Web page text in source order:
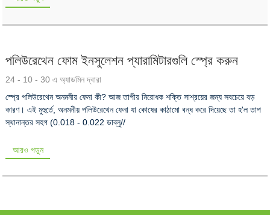
পলিউরেথেন ফোম ইনসুলেশন প্যারামিটারগুলি স্প্রে করুন
24 - 10 - 30 এ অ্যাডমিন দ্বারা
স্প্রে পলিউরেথেন অনমনীয় ফেনা কী? আজ তাপীয় নিরোধক শক্তি সাশ্রয়ের জন্য সবচেয়ে বড়
কারণ। এই মুহুর্তে, অনমনীয় পলিউরেথেন ফেনা যা কোষের কাঠামো বন্ধ করে দিয়েছে তা হ'ল তাপ
স্থানান্তর সহগ (0.018 - 0.022 ডাব্লু//
আরও পড়ুন